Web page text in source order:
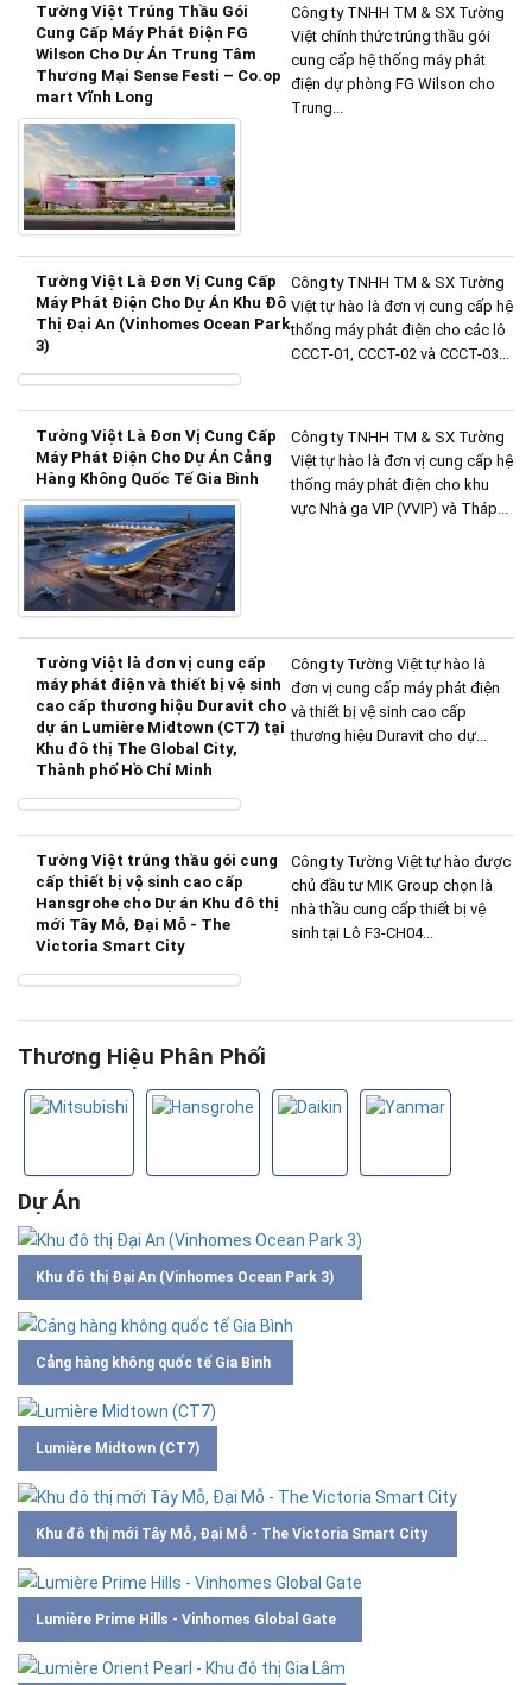
Tường Việt Trúng Thầu Gói
Cung Cấp Máy Phát Điện FG
Wilson Cho Dự Án Trung Tâm
Thương Mại Sense Festi – Co.op
mart Vĩnh Long
Công ty TNHH TM & SX Tường
Việt chính thức trúng thầu gói
cung cấp hệ thống máy phát
điện dự phòng FG Wilson cho
Trung...
Tường Việt Là Đơn Vị Cung Cấp
Máy Phát Điện Cho Dự Án Khu Đô
Thị Đại An (Vinhomes Ocean Park
3)
Công ty TNHH TM & SX Tường
Việt tự hào là đơn vị cung cấp hệ
thống máy phát điện cho các lô
CCCT-01, CCCT-02 và CCCT-03...
Tường Việt Là Đơn Vị Cung Cấp
Máy Phát Điện Cho Dự Án Cảng
Hàng Không Quốc Tế Gia Bình
Công ty TNHH TM & SX Tường
Việt tự hào là đơn vị cung cấp hệ
thống máy phát điện cho khu
vực Nhà ga VIP (VVIP) và Tháp...
Tường Việt là đơn vị cung cấp
máy phát điện và thiết bị vệ sinh
cao cấp thương hiệu Duravit cho
dự án Lumière Midtown (CT7) tại
Khu đô thị The Global City,
Thành phố Hồ Chí Minh
Công ty Tường Việt tự hào là
đơn vị cung cấp máy phát điện
và thiết bị vệ sinh cao cấp
thương hiệu Duravit cho dự...
Tường Việt trúng thầu gói cung
cấp thiết bị vệ sinh cao cấp
Hansgrohe cho Dự án Khu đô thị
mới Tây Mỗ, Đại Mỗ - The
Victoria Smart City
Công ty Tường Việt tự hào được
chủ đầu tư MIK Group chọn là
nhà thầu cung cấp thiết bị vệ
sinh tại Lô F3-CH04...
Thương Hiệu Phân Phối
Dự Án
Khu đô thị Đại An (Vinhomes Ocean Park 3)
Cảng hàng không quốc tế Gia Bình
Lumière Midtown (CT7)
Khu đô thị mới Tây Mỗ, Đại Mỗ - The Victoria Smart City
Lumière Prime Hills - Vinhomes Global Gate